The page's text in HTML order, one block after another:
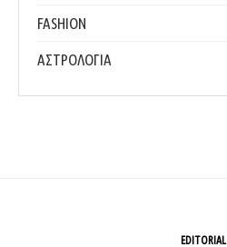
FASHION
ΑΣΤΡΟΛΟΓΙΑ
EDITORIAL